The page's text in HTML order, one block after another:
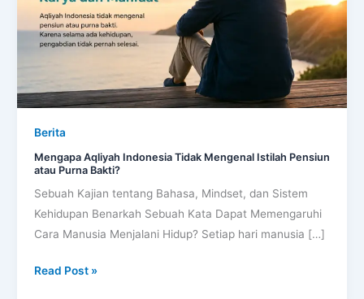
Berita
Mengapa Aqliyah Indonesia Tidak Mengenal Istilah Pensiun
atau Purna Bakti?
Sebuah Kajian tentang Bahasa, Mindset, dan Sistem
Kehidupan Benarkah Sebuah Kata Dapat Memengaruhi
Cara Manusia Menjalani Hidup? Setiap hari manusia […]
Pensiun
atau
Read Post »